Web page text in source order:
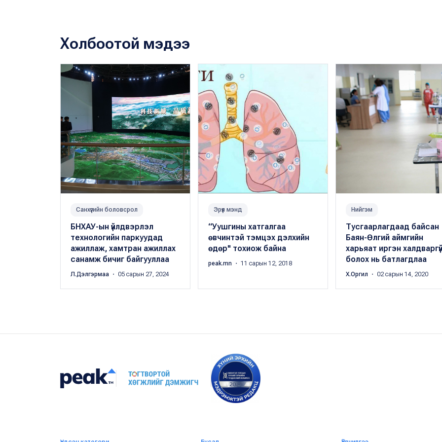
Холбоотой мэдээ
Санхүүгийн боловсрол
БНХАУ-ын үйлдвэрлэл
технологийн паркуудад
ажиллаж, хамтран ажиллах
санамж бичиг байгууллаа
Л.Дэлгэрмаа ・ 05 сарын 27, 2024
Эрүүл мэнд
“Уушгины хатгалгаа
өвчинтэй тэмцэх дэлхийн
өдөр" тохиож байна
peak.mn ・ 11 сарын 12, 2018
Нийгэм
Тусгаарлагдаад байсан
Баян-Өлгий аймгийн
харьяат иргэн
болох нь батлагдлаа
Х.Оргил ・ 02 сарын 14, 2020